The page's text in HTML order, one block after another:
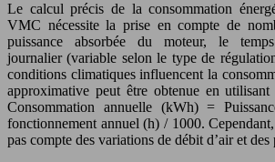
Le calcul précis de la consommation
VMC nécessite la prise en compte de
puissance absorbée du moteur, le
journalier (variable selon le type de
conditions climatiques influencent la
approximative peut être obtenue en
Consommation annuelle (kWh) =
fonctionnement annuel (h) / 1000.
pas compte des variations de débit d’air et des